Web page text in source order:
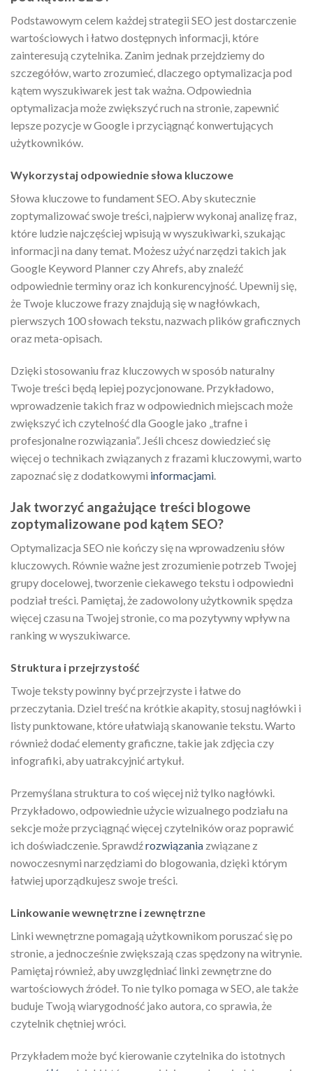
Podstawowym celem każdej strategii SEO jest dostarczenie
wartościowych i łatwo dostępnych informacji, które
zainteresują czytelnika. Zanim jednak przejdziemy do
szczegółów, warto zrozumieć, dlaczego optymalizacja pod
kątem wyszukiwarek jest tak ważna. Odpowiednia
optymalizacja może zwiększyć ruch na stronie, zapewnić
lepsze pozycje w Google i przyciągnąć konwertujących
użytkowników.
Wykorzystaj odpowiednie słowa kluczowe
Słowa kluczowe to fundament SEO. Aby skutecznie
zoptymalizować swoje treści, najpierw wykonaj analizę fraz,
które ludzie najczęściej wpisują w wyszukiwarki, szukając
informacji na dany temat. Możesz użyć narzędzi takich jak
Google Keyword Planner czy Ahrefs, aby znaleźć
odpowiednie terminy oraz ich konkurencyjność. Upewnij się,
że Twoje kluczowe frazy znajdują się w nagłówkach,
pierwszych 100 słowach tekstu, nazwach plików graficznych
oraz meta-opisach.
Dzięki stosowaniu fraz kluczowych w sposób naturalny
Twoje treści będą lepiej pozycjonowane. Przykładowo,
wprowadzenie takich fraz w odpowiednich miejscach może
zwiększyć ich czytelność dla Google jako „trafne i
profesjonalne rozwiązania”. Jeśli chcesz dowiedzieć się
więcej o technikach związanych z frazami kluczowymi, warto
zapoznać się z dodatkowymi informacjami.
Jak tworzyć angażujące treści blogowe
zoptymalizowane pod kątem SEO?
Optymalizacja SEO nie kończy się na wprowadzeniu słów
kluczowych. Równie ważne jest zrozumienie potrzeb Twojej
grupy docelowej, tworzenie ciekawego tekstu i odpowiedni
podział treści. Pamiętaj, że zadowolony użytkownik spędza
więcej czasu na Twojej stronie, co ma pozytywny wpływ na
ranking w wyszukiwarce.
Struktura i przejrzystość
Twoje teksty powinny być przejrzyste i łatwe do
przeczytania. Dziel treść na krótkie akapity, stosuj nagłówki i
listy punktowane, które ułatwiają skanowanie tekstu. Warto
również dodać elementy graficzne, takie jak zdjęcia czy
infografiki, aby uatrakcyjnić artykuł.
Przemyślana struktura to coś więcej niż tylko nagłówki.
Przykładowo, odpowiednie użycie wizualnego podziału na
sekcje może przyciągnąć więcej czytelników oraz poprawić
ich doświadczenie. Sprawdźrozwiązania związane z
nowoczesnymi narzędziami do blogowania, dzięki którym
łatwiej uporządkujesz swoje treści.
Linkowanie wewnętrzne i zewnętrzne
Linki wewnętrzne pomagają użytkownikom poruszać się po
stronie, a jednocześnie zwiększają czas spędzony na witrynie.
Pamiętaj również, aby uwzględniać linki zewnętrzne do
wartościowych źródeł. To nie tylko pomaga w SEO, ale także
buduje Twoją wiarygodność jako autora, co sprawia, że
czytelnik chętniej wróci.
Przykładem może być kierowanie czytelnika do istotnych